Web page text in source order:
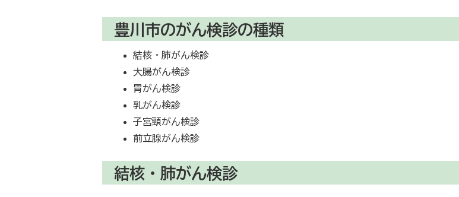
豊川市のがん検診の種類
結核・肺がん検診
大腸がん検診
胃がん検診
乳がん検診
子宮頸がん検診
前立腺がん検診
結核・肺がん検診